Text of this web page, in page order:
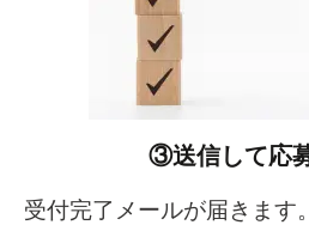
③送信して応
受付完了メールが届きます